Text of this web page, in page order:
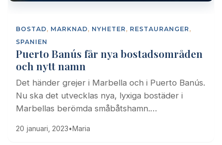
BOSTAD, MARKNAD, NYHETER , RESTAURANGER ,
SPANIEN
Puerto Banús får nya bostadsområden
och nytt namn
Det händer grejer i Marbella och i Puerto Banús.
Nu ska det utvecklas nya, lyxiga bostäder i
Marbellas berömda småbåtshamn.…
20 januari, 2023•Maria